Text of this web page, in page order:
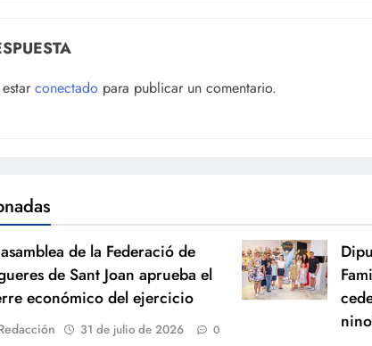
conectado para publicar un comentario.
de la Federació de
de Sant Joan aprueba el
económico del ejercicio
31 de julio de 2026 0